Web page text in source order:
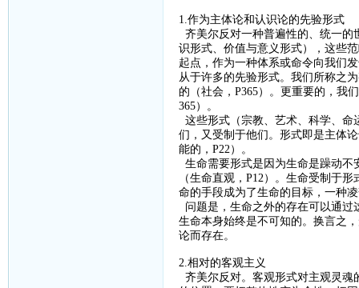
1.作为主体论和认识论的先验形式
齐美尔反对一种普遍性的、统一的
识形式、价值与意义形式），这些
起点，作为一种体系或命令向我们
从于许多的先验形式。我们所称之
的（社会， P365）。更重要的，我
365）。
这些形式（宗教、艺术、科学、命
们，又受制于他们。形式即是主体
能的， P22 ）。
生命需要形式是因为生命是躁动不
（生命直观， P12 ）。生命受制于形
命的手段成为了生命的目标，一种
问题是，生命之外的存在可以通过
生命本身始终是不可知的。换言之
论而存在。
2.相对的客观主义
齐美尔反对。客观形式对主观灵魂